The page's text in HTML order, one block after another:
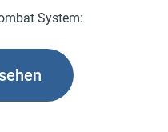
System: